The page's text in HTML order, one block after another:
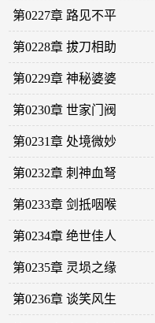
第0227章 路见不平
第0228章 拔刀相助
第0229章 神秘婆婆
第0230章 世家门阀
第0231章 处境微妙
第0232章 刺神血弩
第0233章 剑抵咽喉
第0234章 绝世佳人
第0235章 灵埙之缘
第0236章 谈笑风生